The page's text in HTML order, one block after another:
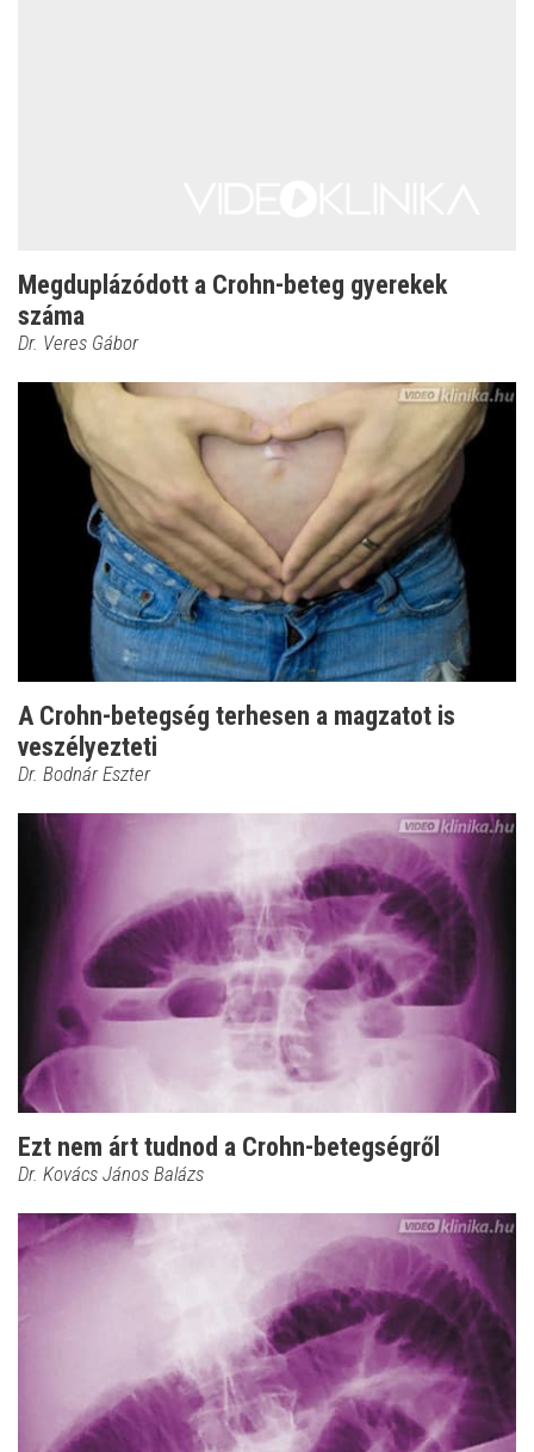
Megduplázódott a Crohn-beteg gyerekek
száma
Dr. Veres Gábor
A Crohn-betegség terhesen a magzatot is
veszélyezteti
Dr. Bodnár Eszter
Ezt nem árt tudnod a Crohn-betegségről
Dr. Kovács János Balázs